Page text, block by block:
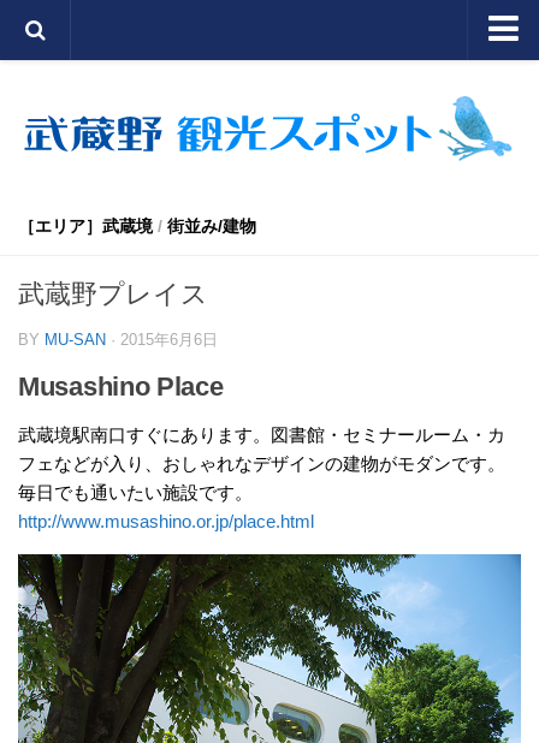
公園/自然
寺社/史跡
文化/イベント
むさしーのTOPに戻る
［エリア］武蔵境 / 街並み/建物
武蔵野プレイス
BY MU-SAN · 2015年6月6日
Musashino Place
武蔵境駅南口すぐにあります。図書館・セミナールーム・カ
フェなどが入り、おしゃれなデザインの建物がモダンです。
毎日でも通いたい施設です。
http://www.musashino.or.jp/place.html